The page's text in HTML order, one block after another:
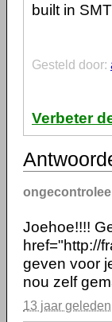
built in
Gesteld door:
Verbeter
Joehoe!!!!
href="http://
geven voor
nou zelf
13 jaar geleden